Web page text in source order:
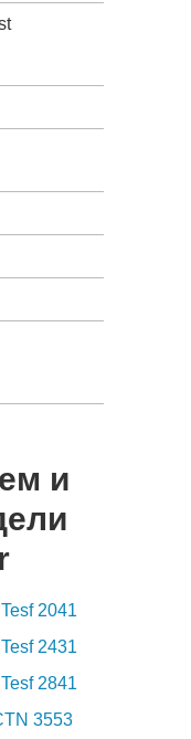
и
2041
2431
2841
3553